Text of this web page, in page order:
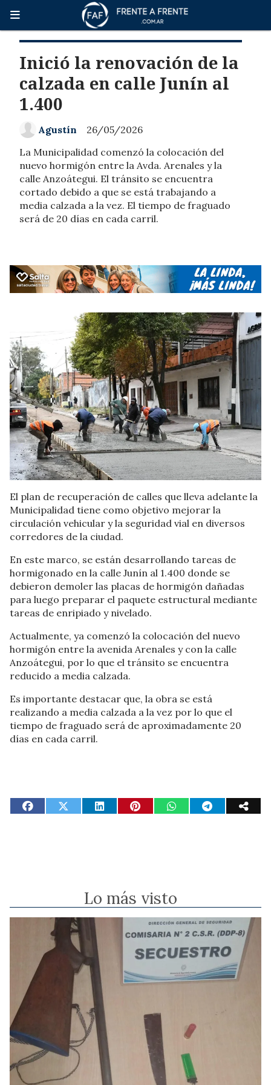
Inició la renovación de la
calzada en calle Junín al
1.400
La Municipalidad comenzó la colocación del
nuevo hormigón entre la Avda. Arenales y la
calle Anzoátegui. El tránsito se encuentra
cortado debido a que se está trabajando a
media calzada a la vez. El tiempo de fraguado
será de 20 días en cada carril.
26/05/2026
Agustín
El plan de recuperación de calles que lleva adelante la
Municipalidad tiene como objetivo mejorar la
circulación vehicular y la seguridad vial en diversos
corredores de la ciudad.
En este marco, se están desarrollando tareas de
hormigonado en la calle Junín al 1.400 donde se
debieron demoler las placas de hormigón dañadas
para luego preparar el paquete estructural mediante
tareas de enripiado y nivelado.
Actualmente, ya comenzó la colocación del nuevo
hormigón entre la avenida Arenales y con la calle
Anzoátegui, por lo que el tránsito se encuentra
reducido a media calzada.
Es importante destacar que, la obra se está
realizando a media calzada a la vez por lo que el
tiempo de fraguado será de aproximadamente 20
días en cada carril.
Lo más visto